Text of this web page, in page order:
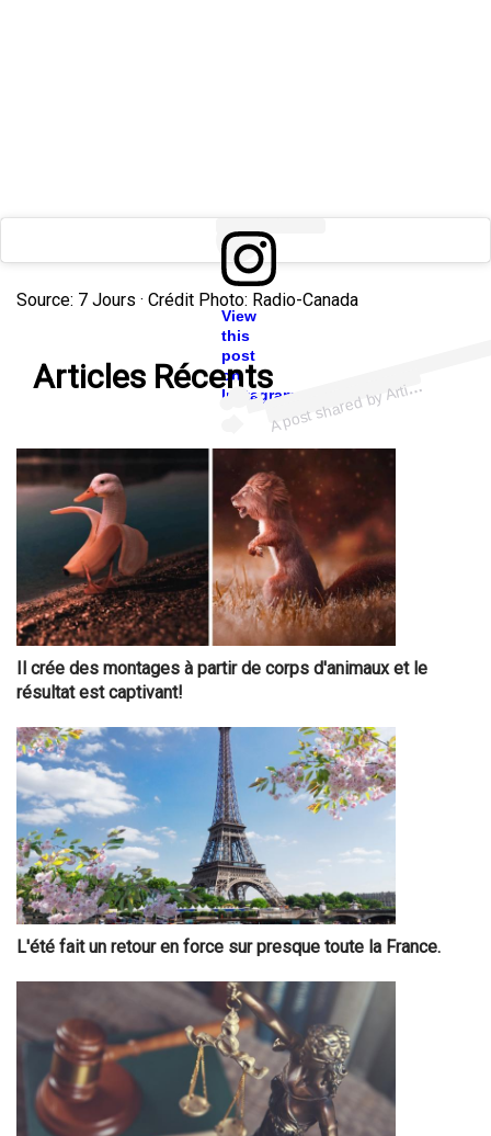
View
this
post
on
Instagram
A
ost
Artis (
n
Source: 7 Jours · Crédit Photo: Radio-Canada
Articles Récents
Il crée des montages à partir de corps d'animaux et le
résultat est captivant!
L'été fait un retour en force sur presque toute la France.